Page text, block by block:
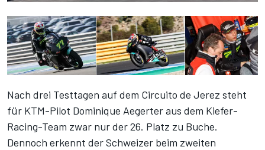
Nach drei Testtagen auf dem Circuito de Jerez steht
für KTM-Pilot Dominique Aegerter aus dem Kiefer-
Racing-Team zwar nur der 26. Platz zu Buche.
Dennoch erkennt der Schweizer beim zweiten